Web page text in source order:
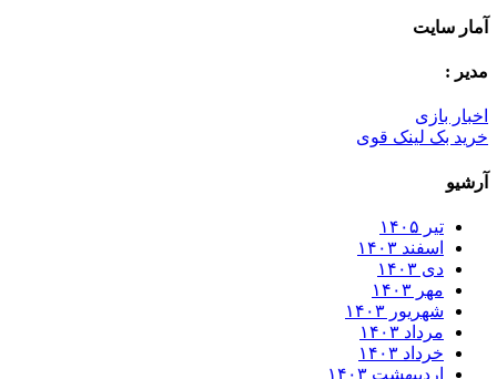
سایت
:
بازی
بک لینک قوی
تیر ۱۴۰۵
اسفند ۱۴۰۳
دی ۱۴۰۳
مهر ۱۴۰۳
شهریور ۱۴۰۳
مرداد ۱۴۰۳
خرداد ۱۴۰۳
اردیبهشت ۱۴۰۳